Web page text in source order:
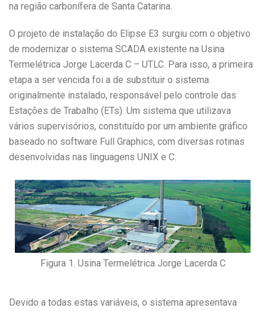
na região carbonífera de Santa Catarina.
O projeto de instalação do Elipse E3 surgiu com o objetivo
de modernizar o sistema SCADA existente na Usina
Termelétrica Jorge Lacerda C – UTLC. Para isso, a primeira
etapa a ser vencida foi a de substituir o sistema
originalmente instalado, responsável pelo controle das
Estações de Trabalho (ETs). Um sistema que utilizava
vários supervisórios, constituído por um ambiente gráfico
baseado no software Full Graphics, com diversas rotinas
desenvolvidas nas linguagens UNIX e C.
Figura 1. Usina Termelétrica Jorge Lacerda C
Devido a todas estas variáveis, o sistema apresentava